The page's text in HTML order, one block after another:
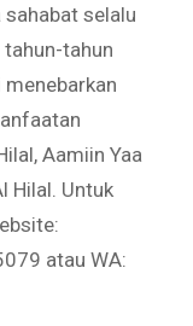
sahabat selalu
tahun
Aamiin Yaa
Hilal. Untuk
atau WA: